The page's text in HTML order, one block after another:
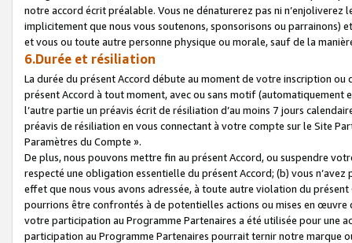
notre accord écrit préalable. Vous ne dénaturerez pas ni
implicitement que nous vous soutenons, sponsorisons ou parrainons)
et vous ou toute autre personne physique ou morale, sauf de la
6.Durée et résiliation
La durée du présent Accord débute au moment de votre inscription
présent Accord à tout moment, avec ou sans motif (automatiquement
l’autre partie un préavis écrit de résiliation d’au moins 7 jours
préavis de résiliation en vous connectant à votre compte sur le Site
Paramètres du Compte ».
De plus, nous pouvons mettre fin au présent Accord, ou suspendre
respecté une obligation essentielle du présent Accord; (b) vous
effet que nous vous avons adressée, à toute autre violation du
pourrions être confrontés à de potentielles actions ou mises en
votre participation au Programme Partenaires a été utilisée pour une
participation au Programme Partenaires pourrait ternir notre marque